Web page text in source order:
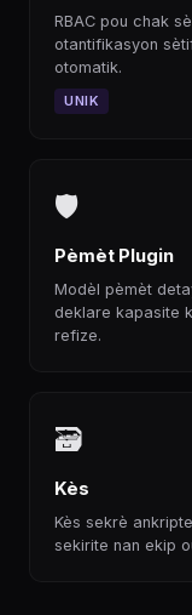
RBAC pou chak
otantifikasyon
otomatik.
UNIK
🛡
Pèmèt Plugin
Modèl pèmèt
deklare kapasite
refize.
🗃
Kès
Kès sekrè
sekirite nan ekip